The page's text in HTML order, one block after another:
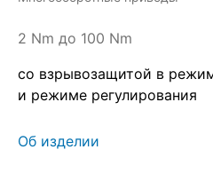
2 Nm до 100 Nm
со взрывозащитой в
и режиме регулирования
Об изделии